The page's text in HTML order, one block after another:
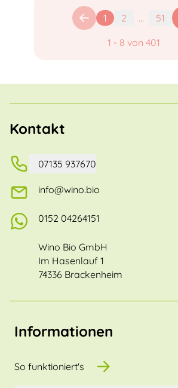
1 2 ... 51
1 - 8 von 401
Kontakt
07135 937670
info@wino.bio
0152 04264151
Wino Bio GmbH
Im Hasenlauf 1
74336 Brackenheim
Informationen
So funktioniert's